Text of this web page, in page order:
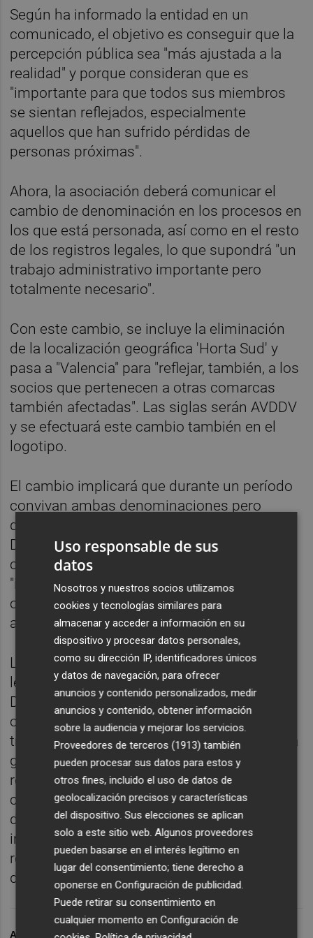
Según ha informado la entidad en un
comunicado, el objetivo es conseguir que la
percepción pública sea "más ajustada a la
realidad" y porque consideran que es
"importante para que todos sus miembros
se sientan reflejados, especialmente
aquellos que han sufrido pérdidas de
personas próximas".
Ahora, la asociación deberá comunicar el
cambio de denominación en los procesos en
los que está personada, así como en el resto
de los registros legales, lo que supondrá "un
trabajo administrativo importante pero
totalmente necesario".
Con este cambio, se incluye la eliminación
de la localización geográfica 'Horta Sud' y
pasa a "Valencia" para "reflejar, también, a los
socios que pertenecen a otras comarcas
también afectadas". Las siglas serán AVDDV
y se efectuará este cambio también en el
logotipo.
El cambio implicará que durante un período
convivan ambas denominaciones pero
desde la Asociación de Víctimas y
Damnificados por la Dana de Valencia
consideran que este paso era
"imprescindible para mejorar la cohesión y
ofrecer una imagen pública totalmente
ajustada a la realidad".
La AVDDV, asociación de víctimas,
lesionados y resto de damnificados por la
Dana del 29 de octubre en 2024, tiene dos
objetivos principales: "llevar ante los
tribunales a las personas responsables de la
gestión de emergencias que no supieron
responder ante las necesidades de la
ciudadanía" y "asesorar y defender los
derechos de todas las personas asociadas
independientemente de su lugar de
residencia y del grado del daño sufrido por
dicha catástrofe".
ARCHIVADO EN DANA DANA VALENCIA
Uso responsable de sus
datos
Nosotros y nuestros socios utilizamos
cookies y tecnologías similares para
almacenar y acceder a información en su
dispositivo y procesar datos personales,
como su dirección IP, identificadores únicos
y datos de navegación, para ofrecer
anuncios y contenido personalizados, medir
anuncios y contenido, obtener información
sobre la audiencia y mejorar los servicios.
Proveedores de terceros (1913) también
pueden procesar sus datos para estos y
otros fines, incluido el uso de datos de
geolocalización precisos y características
del dispositivo. Sus elecciones se aplican
solo a este sitio web. Algunos proveedores
pueden basarse en el interés legítimo en
lugar del consentimiento; tiene derecho a
oponerse enConfiguración de publicidad.
Puede retirar su consentimiento en
cualquier momento enConfiguración de